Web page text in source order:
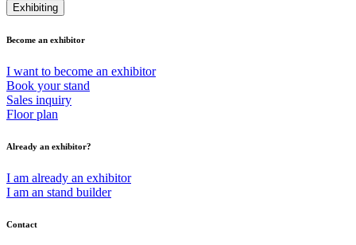
Exhibiting
Become an exhibitor
I want to become an exhibitor
Book your stand
Sales inquiry
Floor plan
Already an exhibitor?
I am already an exhibitor
I am an stand builder
Contact